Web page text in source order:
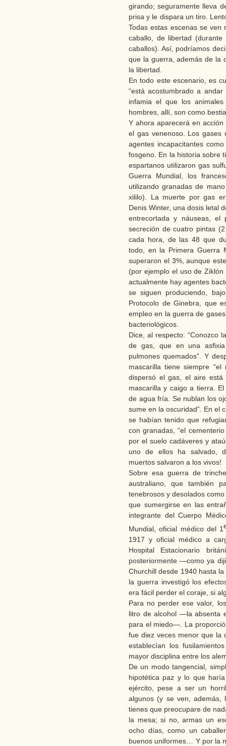
girando; seguramente lleva
prisa y le dispara un tiro.
Todas estas escenas se ven
caballo, de libertad
caballos). Así, podríamos
que la guerra, además de la
la libertad.
En todo este escenario, es
“está acostumbrado a
infamia el que los
hombres, allí, son como
Y ahora aparecerá en
el gas venenoso. Los gases
agentes incapacitantes
fosgeno. En la historia sobre
espartanos utilizaron gas
Guerra Mundial, los
utilizando granadas de
xililo). La muerte por gas
Denis Winter, una dosis letal
entrecortada y náuseas,
secreción de cuatro pintas
cada hora, de las 48 que
todo, en la Primera Guerra
superaron el 3%, aunque
(por ejemplo el uso de
actualmente hay agentes
se siguen produciendo,
Protocolo de Ginebra, que
empleo en la guerra de
bacteriológicos.
Dice, al respecto: “Conozco
de gas, que en una
pulmones quemados”. Y
mascarilla tiene siempre
dispersó el gas, el aire
mascarilla y caigo a tierra.
de agua fría. Se nublan los
sume en la oscuridad”. En el
se habían tenido que
con granadas, “el
por el suelo cadáveres y
uno de ellos ha salvado,
muertos salvaron a los vivos!
Sobre esa guerra de
australiano, que también
tenebrosos y desolados
que sumergirse en las
integrante del Cuerpo
Mundial, oficial médico del 1
1917 y oficial médico a
Hospital Estacionario
posteriormente —como ya
Churchill desde 1940 hasta
la guerra investigó los
era fácil perder el coraje, si
Para no perder ese valor,
litro de alcohol —la absenta
para el miedo—. La
fue diez veces menor que la
establecían los
mayor disciplina entre los
De un modo tangencial,
hipotética paz y lo que
ejército, pese a ser un
algunos (y se ven, además,
tienes que preocupare de
la mesa; si no, armas un
ocho días, como un
buenos uniformes… Y por la